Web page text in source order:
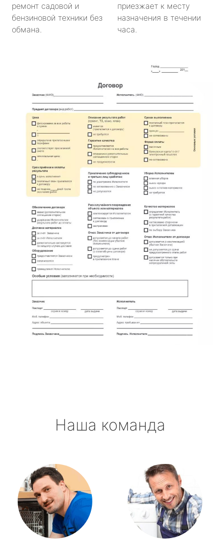
ремонт садовой и
бензиновой техники без
обмана.
приезжает к месту
назначения в течении
часа.
Наша команда